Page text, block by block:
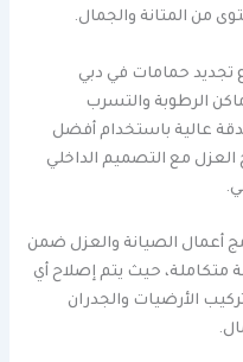
من المتانة والجمال.
تجديد حمامات في دبي
الرطوبة والتسرب
عالية باستخدام أفضل
العزل مع التصميم الداخلي
أعمال الصيانة والعزل ضمن
متكاملة، حيث يتم إصلاح أي
الأرضيات والجدران